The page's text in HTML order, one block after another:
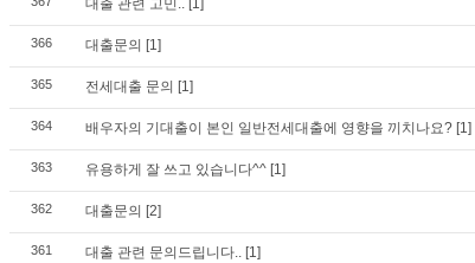
대출 관련 고민.. [1]
366 대출문의 [1]
365 전세대출 문의 [1]
364 배우자의 기대출이 본인 일반전세대출에 영향을 끼치나요? [1]
363 유용하게 잘 쓰고 있습니다^^ [1]
362 대출문의 [2]
361 대출 관련 문의드립니다.. [1]